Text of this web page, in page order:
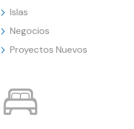
Islas
Negocios
Proyectos Nuevos